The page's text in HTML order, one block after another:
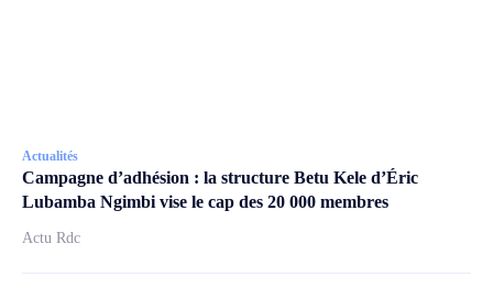
Actualités
Campagne d’adhésion : la structure Betu Kele d’Éric
Lubamba Ngimbi vise le cap des 20 000 membres
Actu Rdc